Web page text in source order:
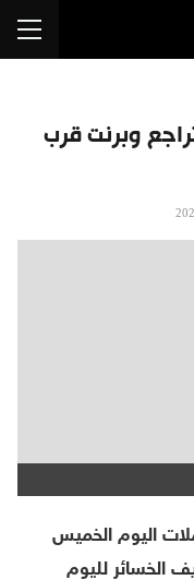
وبرنت قرب
اليوم الخميس
الخسائر لليوم